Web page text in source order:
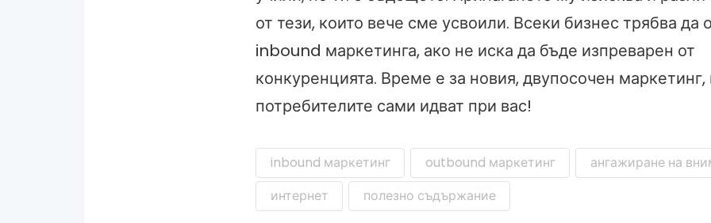
от тези, които вече сме усвоили. Всеки бизнес трябва да
inbound маркетинга, ако не иска да бъде изпреварен от
конкуренцията. Време е за новия, двупосочен маркетинг,
потребителите сами идват при вас!
inbound маркетинг outbound маркетинг
ангажиране на
интернет
полезно съдържание